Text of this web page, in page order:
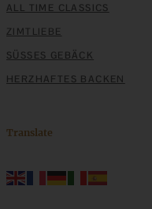
ALL TIME CLASSICS
ZIMTLIEBE
SÜSSES GEBÄCK
HERZHAFTES BACKEN
Translate